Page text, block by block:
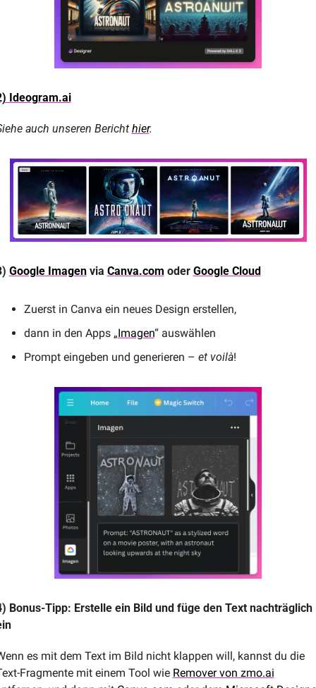
Ideogram.ai
auch unseren Bericht hier.
Google Imagen via Canva.com oder Google Cloud
Zuerst in Canva ein neues Design erstellen,
dann in den Apps „Imagen“ auswählen
Prompt eingeben und generieren – et voilà!
Bonus-Tipp: Erstelle ein Bild und füge den Text nachträglich
es mit dem Text im Bild nicht klappen will, kannst du die
Fragmente mit einem Tool wie Remover von zmo.ai